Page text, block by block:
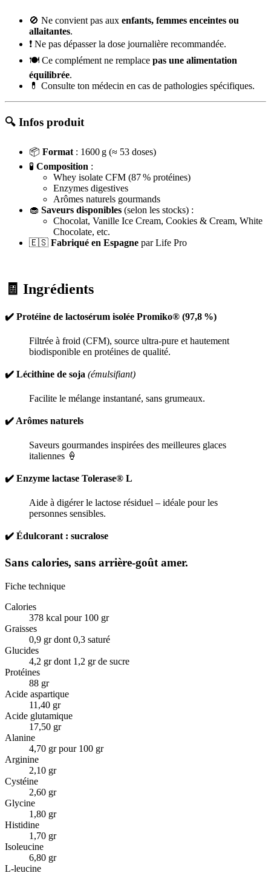
🚫 Ne convient pas aux enfants, femmes enceintes ou
allaitantes.
❗ Ne pas dépasser la dose journalière recommandée.
🍽️ Ce complément ne remplace pas une alimentation
équilibrée.
💊 Consulte ton médecin en cas de pathologies spécifiques.
🔍 Infos produit
📦 Format : 1600 g (≈ 53 doses)
🧪 Composition :
Whey isolate CFM (87 % protéines)
Enzymes digestives
Arômes naturels gourmands
🧁 Saveurs disponibles (selon les stocks) :
Chocolat, Vanille Ice Cream, Cookies & Cream, White
Chocolate, etc.
🇪🇸 Fabriqué en Espagne par Life Pro
🧾 Ingrédients
✔️ Protéine de lactosérum isolée Promiko® (97,8 %)
Filtrée à froid (CFM), source ultra-pure et hautement
biodisponible en protéines de qualité.
✔️ Lécithine de soja (émulsifiant)
Facilite le mélange instantané, sans grumeaux.
✔️ Arômes naturels
Saveurs gourmandes inspirées des meilleures glaces
italiennes 🍦
✔️ Enzyme lactase Tolerase® L
Aide à digérer le lactose résiduel – idéale pour les
personnes sensibles.
✔️ Édulcorant : sucralose
Sans calories, sans arrière-goût amer.
Fiche technique
Calories
378 kcal pour 100 gr
Graisses
0,9 gr dont 0,3 saturé
Glucides
4,2 gr dont 1,2 gr de sucre
Protéines
88 gr
Acide aspartique
11,40 gr
Acide glutamique
17,50 gr
Alanine
4,70 gr pour 100 gr
Arginine
2,10 gr
Cystéine
2,60 gr
Glycine
1,80 gr
Histidine
1,70 gr
Isoleucine
6,80 gr
L-leucine